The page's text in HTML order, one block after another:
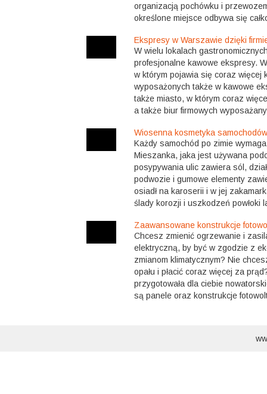
organizacją pochówku i
określone miejsce odbywa się
Ekspresy w Warszawie dzięki
W wielu lokalach
profesjonalne kawowe ekspresy.
w którym pojawia się coraz więcej
wyposażonych także w kawowe
także miasto, w którym coraz
a także biur firmowych
Wiosenna kosmetyka
Każdy samochód po zimie
Mieszanka, jaka jest używana
posypywania ulic zawiera sól,
podwozie i gumowe elementy
osiadł na karoserii i w jej
ślady korozji i uszkodzeń powłoki
Zaawansowane konstrukcje
Chcesz zmienić ogrzewanie i
elektryczną, by być w zgodzie z
zmianom klimatycznym? Nie
opału i płacić coraz więcej za
przygotowała dla ciebie
są panele oraz konstrukcje